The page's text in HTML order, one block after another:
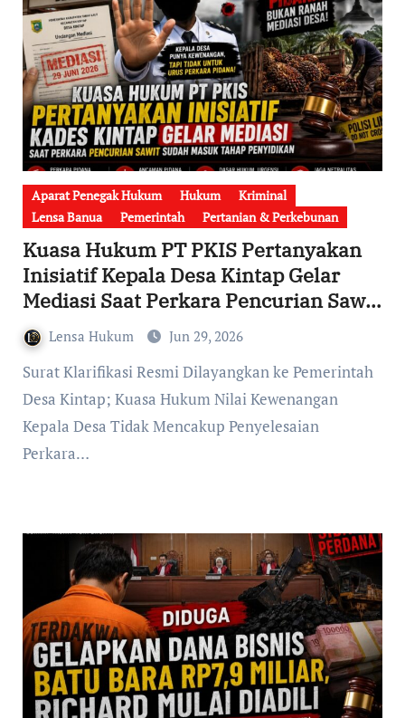
Aparat Penegak Hukum Hukum
Kriminal
Lensa Banua
Pemerintah Pertanian & Perkebunan
Kuasa Hukum PT PKIS Pertanyakan
Inisiatif Kepala Desa Kintap Gelar
Mediasi Saat Perkara Pencurian Sawit
Sudah Masuk Tahap Penyidikan
Lensa Hukum Jun 29, 2026
Surat Klarifikasi Resmi Dilayangkan ke Pemerintah
Desa Kintap; Kuasa Hukum Nilai Kewenangan
Kepala Desa Tidak Mencakup Penyelesaian
Perkara…